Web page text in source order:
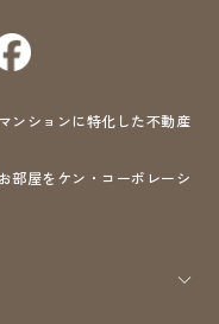
ンションに特化した不動産
部屋をケン・コーポレーシ